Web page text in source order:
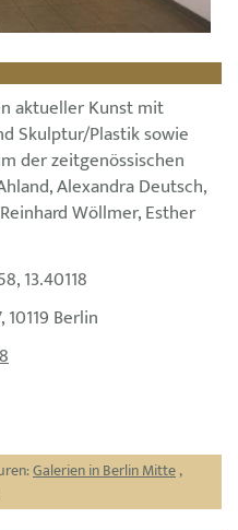
aktueller Kunst mit
Skulptur/Plastik sowie
der zeitgenössischen
Alexandra Deutsch,
Wöllmer, Esther
13.40118
Berlin
Galerien in Berlin Mitte,